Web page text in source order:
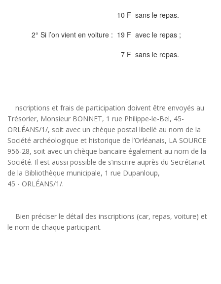
2° Si l’on vient en voiture :
10 F
19 F
7 F
sans le repas.
avec le repas ;
sans le repas.
nscriptions et frais de participation doivent être envoyés au
Trésorier, Monsieur BONNET, 1 rue Philippe-le-Bel, 45-
ORLÉANS/1/, soit avec un chèque postal libellé au nom de la
Société archéologique et historique de l’Orléanais, LA SOURCE
956-28, soit avec un chèque bancaire également au nom de la
Société. Il est aussi possible de s’inscrire auprès du Secrétariat
de la Bibliothèque municipale, 1 rue Dupanloup,
45 - ORLÉANS/1/.
Bien préciser le détail des inscriptions (car, repas, voiture) et
le nom de chaque participant.